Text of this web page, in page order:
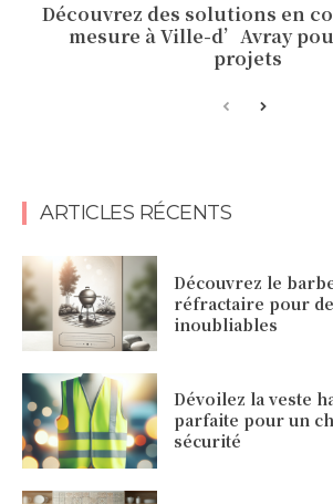
Découvrez des solutions en
mesure à Ville-d’Avray
projets
ARTICLES RÉCENTS
Découvrez le
réfractaire pour
inoubliables
Dévoilez la veste
parfaite pour un
sécurité